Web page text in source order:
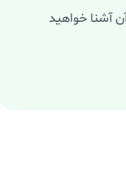
آشنا خواهید